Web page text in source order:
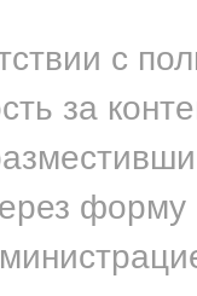
с
за
форму